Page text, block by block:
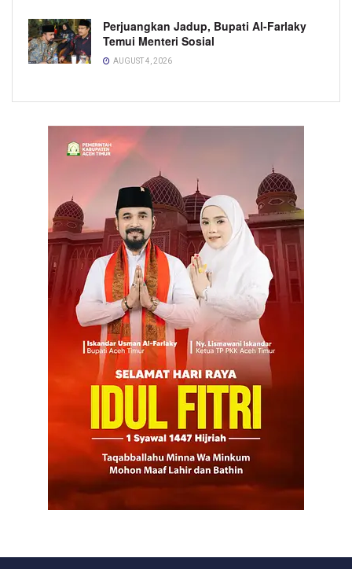
Perjuangkan Jadup, Bupati Al-Farlaky
Temui Menteri Sosial
AUGUST 4, 2026